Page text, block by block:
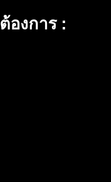
ต้องการ: